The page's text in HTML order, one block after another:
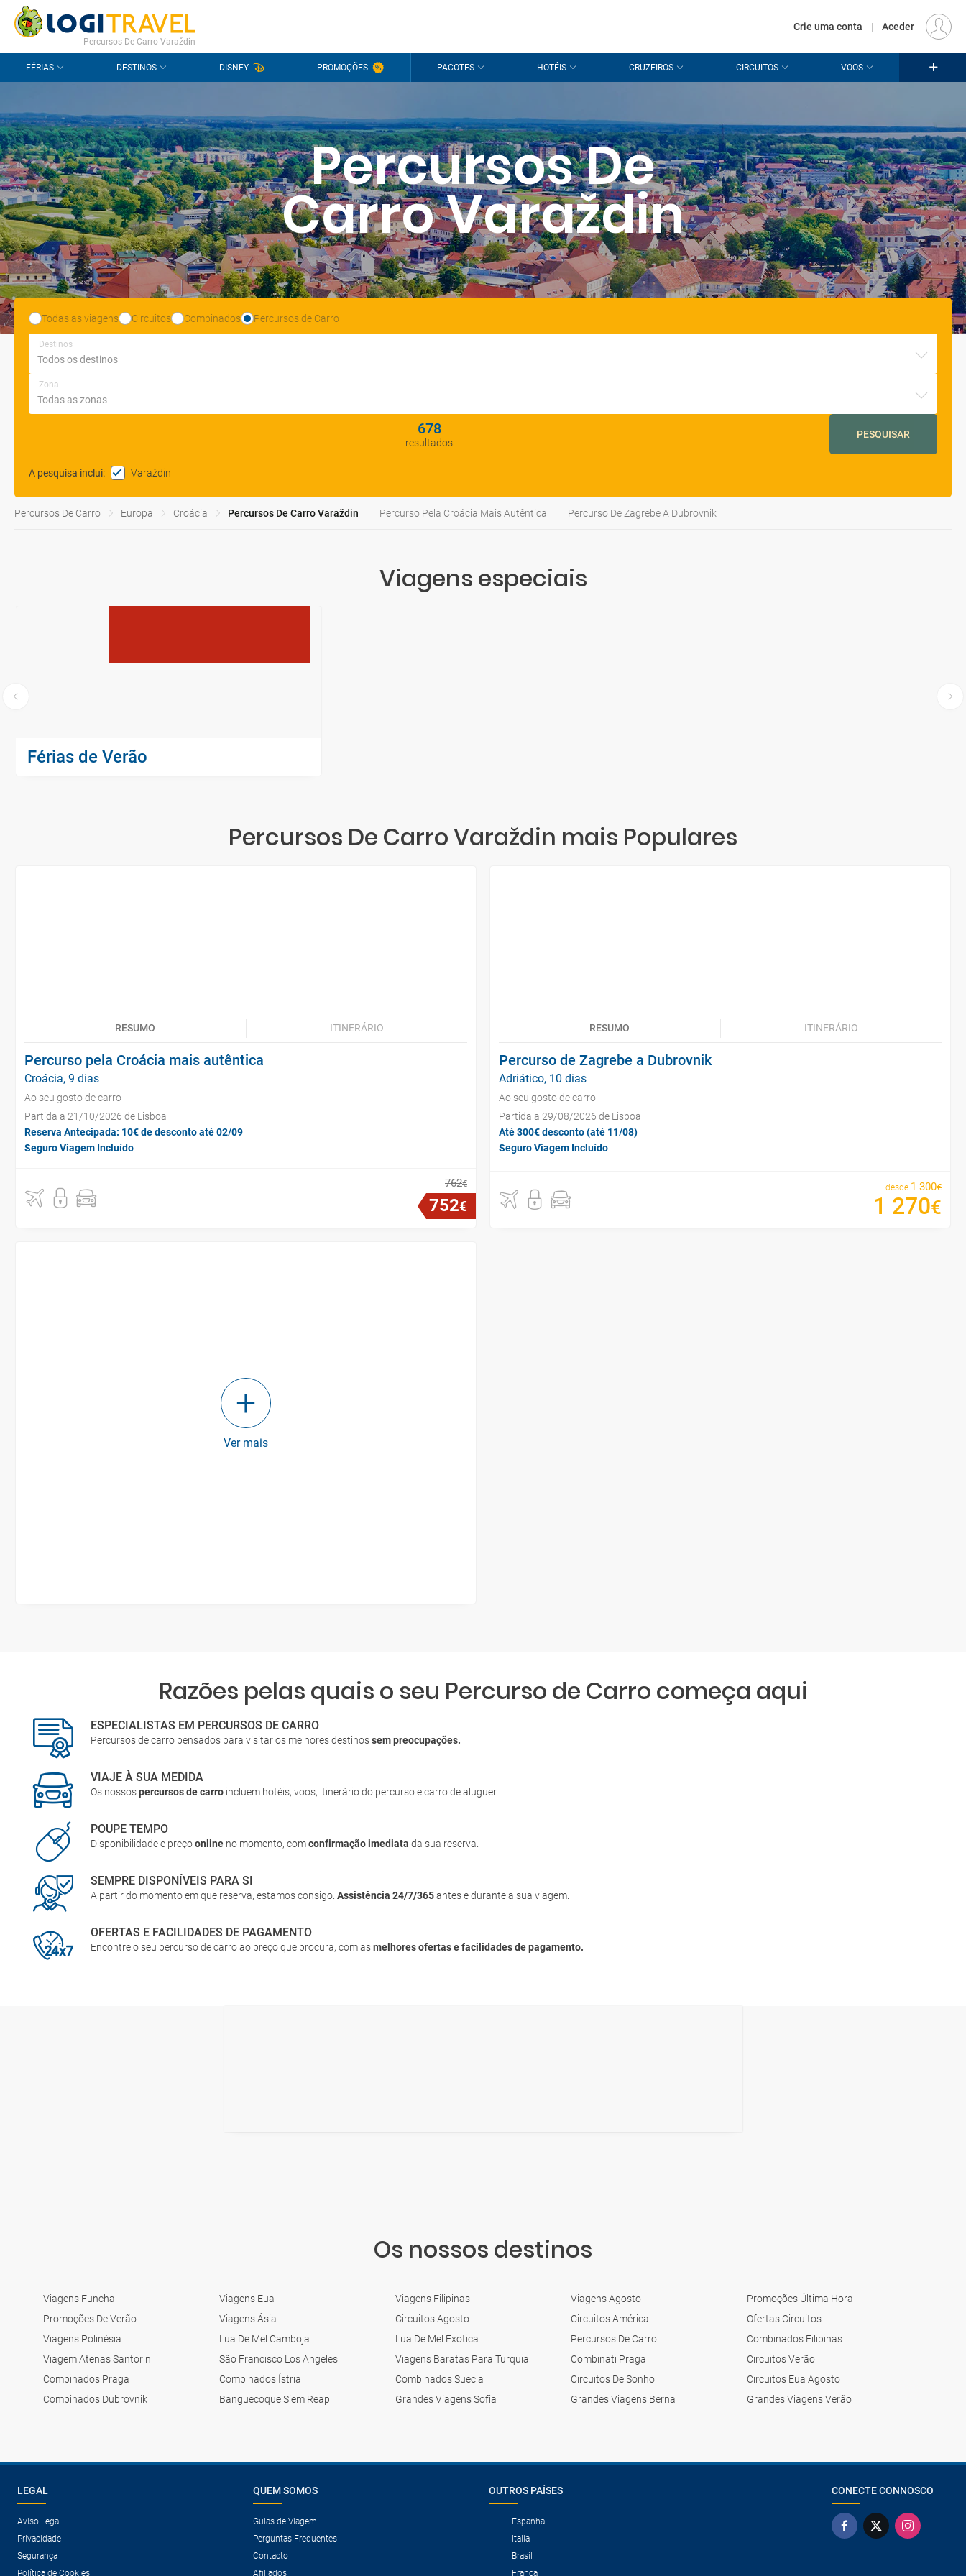
CONTACTO PERGUNTAS FREQUENTES EUR
Percursos De Carro Varaždin
Crie uma conta | Aceder
FÉRIAS DESTINOS DISNEY PROMOÇÕES PACOTES HOTÉIS CRUZEIROS CIRCUITOS VOOS
Percursos De
Carro Varaždin
Todas as viagens Circuitos Combinados Percursos de Carro
Destinos
Zona
678
resultados
PESQUISAR
A pesquisa inclui: Varaždin
Percursos De Carro Europa Croácia Percursos De Carro Varaždin Percurso Pela Croácia Mais Autêntica Percurso De Zagrebe A Dubrovnik
Viagens especiais
Férias de Verão
Percursos De Carro Varaždin mais Populares
RESUMO ITINERÁRIO
Percurso pela Croácia mais autêntica
Croácia, 9 dias
Ao seu gosto de carro
Partida a 21/10/2026 de Lisboa
Reserva Antecipada: 10€ de desconto até 02/09
Seguro Viagem Incluído
762€
752€
RESUMO ITINERÁRIO
Percurso de Zagrebe a Dubrovnik
Adriático, 10 dias
Ao seu gosto de carro
Partida a 29/08/2026 de Lisboa
Até 300€ desconto (até 11/08)
Seguro Viagem Incluído
desde 1 300€
1 270€
Ver mais
Razões pelas quais o seu Percurso de Carro começa aqui
ESPECIALISTAS EM PERCURSOS DE CARRO
Percursos de carro pensados para visitar os melhores destinossem preocupações.
VIAJE À SUA MEDIDA
Os nossospercursos de carro incluem hotéis, voos, itinerário do percurso e carro de aluguer.
POUPE TEMPO
Disponibilidade e preçoonline no momento, comconfirmação imediata da sua reserva.
SEMPRE DISPONÍVEIS PARA SI
A partir do momento em que reserva, estamos consigo.Assistência 24/7/365antes e durante a sua viagem.
OFERTAS E FACILIDADES DE PAGAMENTO
Encontre o seu percurso de carro ao preço que procura, com asmelhores ofertas e facilidades de pagamento.
Os nossos destinos
Viagens Funchal Viagens Eua Viagens Filipinas Viagens Agosto
Promoções Última Hora
Promoções De Verão
Viagens Ásia Circuitos Agosto Circuitos América
Ofertas Circuitos
Viagens Polinésia
Lua De Mel Camboja Lua De Mel Exotica Percursos De Carro
Combinados Filipinas
Viagem Atenas Santorini
São Francisco Los Angeles Viagens Baratas Para Turquia Combinati Praga
Circuitos Verão
Combinados Praga
Combinados Ístria Combinados Suecia Circuitos De Sonho
Circuitos Eua Agosto
Combinados Dubrovnik
Banguecoque Siem Reap Grandes Viagens Sofia Grandes Viagens Berna Grandes Viagens Verão
LEGAL
Aviso Legal
Privacidade
Segurança
Política de Cookies
QUEM SOMOS
Guias de Viagem
Perguntas Frequentes
Contacto
Afiliados
OUTROS PAÍSES
Espanha
Italia
Brasil
França
CONECTE CONNOSCO